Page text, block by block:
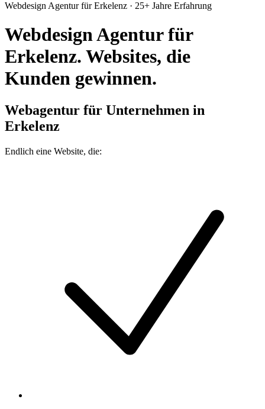
Webdesign Agentur für Erkelenz · 25+ Jahre Erfahrung
Webdesign Agentur für
Erkelenz. Websites, die
Kunden gewinnen.
Webagentur für Unternehmen in
Erkelenz
Endlich eine Website, die: